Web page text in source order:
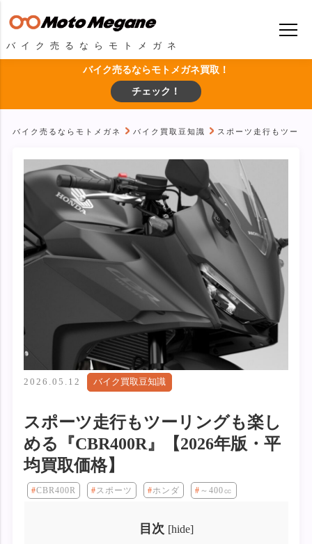
バイク売るならモトメガネ
バイク売るならモトメガネ買取！
チェック！
バイク売るならモトメガネ バイク買取豆知識 スポーツ走行もツー
2026.05.12 バイク買取豆知識
スポーツ走行もツーリングも楽し
める『CBR400R』【2026年版・平
均買取価格】
CBR400R スポーツ ホンダ ～400㏄
目次 [hide]